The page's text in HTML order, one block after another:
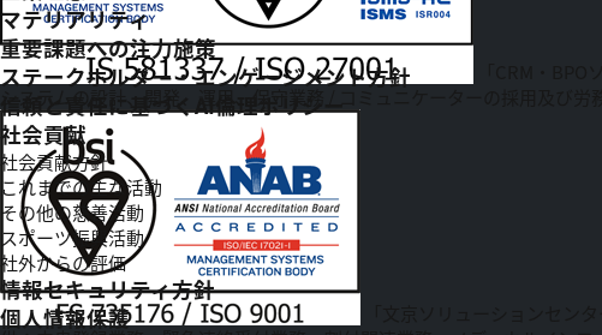
マテリアリティ
重要課題への注力施策
ステークホルダー・エンゲージメント方針
信頼と責任に基づくAI倫理ポリシー
社会貢献
社会貢献方針
これまでの主な活動
その他の慈善活動
スポーツ振興活動
社外からの評価
情報セキュリティ方針
個人情報保護